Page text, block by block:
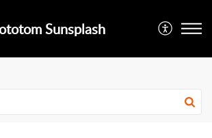
Sunsplash